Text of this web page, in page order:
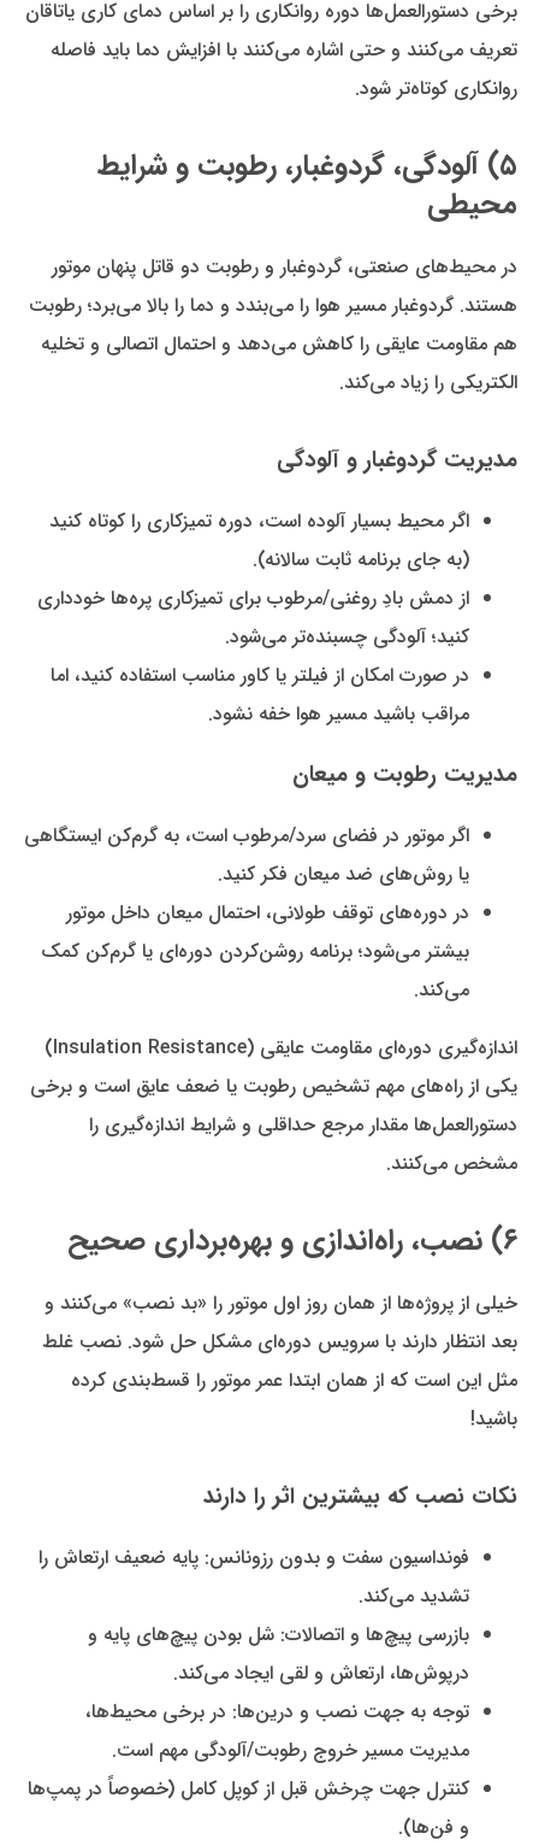
برخی دستورالعمل‌ها دوره روانکاری را بر اساس دمای کاری یاتاقان
تعریف می‌کنند و حتی اشاره می‌کنند با افزایش دما باید فاصله
روانکاری کوتاه‌تر شود.
۵) آلودگی، گردوغبار، رطوبت و شرایط
محیطی
در محیط‌های صنعتی، گردوغبار و رطوبت دو قاتل پنهان موتور
هستند. گردوغبار مسیر هوا را می‌بندد و دما را بالا می‌برد؛ رطوبت
هم مقاومت عایقی را کاهش می‌دهد و احتمال اتصالی و تخلیه
الکتریکی را زیاد می‌کند.
مدیریت گردوغبار و آلودگی
اگر محیط بسیار آلوده است، دوره تمیزکاری را کوتاه کنید
(به جای برنامه ثابت سالانه).
از دمش بادِ روغنی/مرطوب برای تمیزکاری پره‌ها خودداری
کنید؛ آلودگی چسبنده‌تر می‌شود.
در صورت امکان از فیلتر یا کاور مناسب استفاده کنید، اما
مراقب باشید مسیر هوا خفه نشود.
مدیریت رطوبت و میعان
اگر موتور در فضای سرد/مرطوب است، به گرم‌کن ایستگاهی
یا روش‌های ضد میعان فکر کنید.
در دوره‌های توقف طولانی، احتمال میعان داخل موتور
بیشتر می‌شود؛ برنامه روشن‌کردن دوره‌ای یا گرم‌کن کمک
می‌کند.
اندازه‌گیری دوره‌ای مقاومت عایقی (Insulation Resistance)
یکی از راه‌های مهم تشخیص رطوبت یا ضعف عایق است و برخی
دستورالعمل‌ها مقدار مرجع حداقلی و شرایط اندازه‌گیری را
مشخص می‌کنند.
۶) نصب، راه‌اندازی و بهره‌برداری صحیح
خیلی از پروژه‌ها از همان روز اول موتور را «بد نصب» می‌کنند و
بعد انتظار دارند با سرویس دوره‌ای مشکل حل شود. نصب غلط
مثل این است که از همان ابتدا عمر موتور را قسط‌بندی کرده
باشید!
نکات نصب که بیشترین اثر را دارند
فونداسیون سفت و بدون رزونانس: پایه ضعیف ارتعاش را
تشدید می‌کند.
بازرسی پیچ‌ها و اتصالات: شل بودن پیچ‌های پایه و
درپوش‌ها، ارتعاش و لقی ایجاد می‌کند.
توجه به جهت نصب و درین‌ها: در برخی محیط‌ها،
مدیریت مسیر خروج رطوبت/آلودگی مهم است.
کنترل جهت چرخش قبل از کوپل کامل (خصوصاً در پمپ‌ها
و فن‌ها).